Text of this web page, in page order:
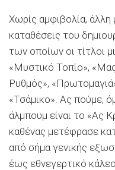
Χωρίς αμφιβολία, άλλη
καταθέσεις του
των οποίων οι τίτλοι
«Μυστικό Τοπίο»,
Ρυθμός»,
«Τσάμικο». Ας πούμε,
άλμπουμ είναι το «Ας
καθένας μετέφρασε
από σήμα γενικής
έως εθνεγερτικό